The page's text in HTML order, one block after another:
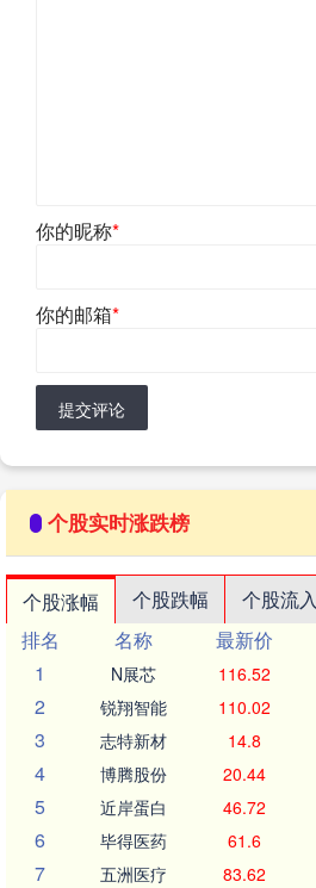
你的昵称*
你的邮箱*
提交评论
个股实时涨跌榜
个股涨幅 个股跌幅 个股流入
排名
名称 最新价
1
N展芯 116.52
2 锐翔智能 110.02
3 志特新材 14.8
4 博腾股份 20.44
5 近岸蛋白 46.72
6 毕得医药 61.6
7 五洲医疗 83.62